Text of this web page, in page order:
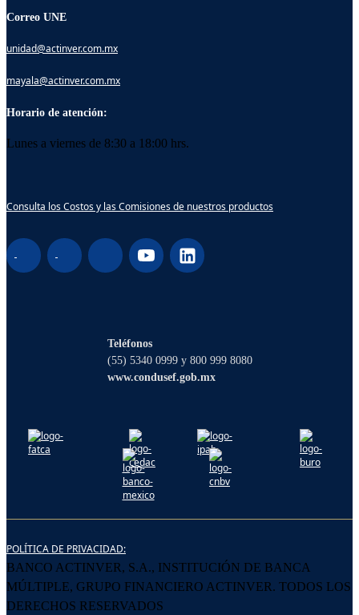
Correo UNE
unidad@actinver.com.mx
mayala@actinver.com.mx
Horario de atención:
Lunes a viernes de 8:30 a 18:00 hrs.
Consulta los Costos y las Comisiones de nuestros productos
Teléfonos
(55) 5340 0999 y 800 999 8080
www.condusef.gob.mx
POLÍTICA DE PRIVACIDAD:
BANCO ACTINVER, S.A., INSTITUCIÓN DE BANCA
MÚLTIPLE, GRUPO FINANCIERO ACTINVER. TODOS LOS
DERECHOS RESERVADOS